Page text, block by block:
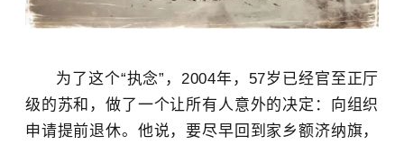
为了这个“执念”，2004年，57岁已经官至正厅
级的苏和，做了一个让所有人意外的决定：向组织
申请提前退休。他说，要尽早回到家乡额济纳旗，